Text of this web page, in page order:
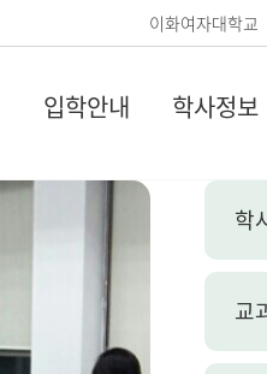
이화여자대학교
입학안내 학사정보
학
교